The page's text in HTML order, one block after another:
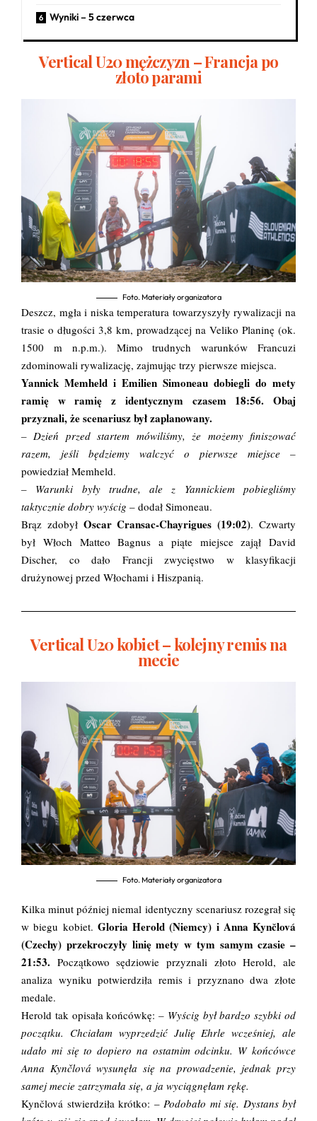
Wyniki – 5 czerwca
Vertical U20 mężczyzn – Francja po
złoto parami
Foto. Materiały organizatora
Deszcz, mgła i niska temperatura towarzyszyły rywalizacji na
trasie o długości 3,8 km, prowadzącej na Veliko Planinę (ok.
1500 m n.p.m.). Mimo trudnych warunków Francuzi
zdominowali rywalizację, zajmując trzy pierwsze miejsca.
Yannick Memheld i Emilien Simoneau dobiegli do mety
ramię w ramię z identycznym czasem 18:56. Obaj
przyznali, że scenariusz był zaplanowany.
– Dzień przed startem mówiliśmy, że możemy finiszować
razem, jeśli będziemy walczyć o pierwsze miejsce –
powiedział Memheld.
– Warunki były trudne, ale z Yannickiem pobiegliśmy
taktycznie dobry wyścig – dodał Simoneau.
Brąz zdobył Oscar Cransac-Chayrigues (19:02). Czwarty
był Włoch Matteo Bagnus a piąte miejsce zajął David
Discher, co dało Francji zwycięstwo w klasyfikacji
drużynowej przed Włochami i Hiszpanią.
Vertical U20 kobiet – kolejny remis na
mecie
Foto. Materiały organizatora
Kilka minut później niemal identyczny scenariusz rozegrał się
w biegu kobiet. Gloria Herold (Niemcy) i Anna Kynčlová
(Czechy) przekroczyły linię mety w tym samym czasie –
21:53. Początkowo sędziowie przyznali złoto Herold, ale
analiza wyniku potwierdziła remis i przyznano dwa złote
medale.
Herold tak opisała końcówkę:– Wyścig był bardzo szybki od
początku. Chciałam wyprzedzić Julię Ehrle wcześniej, ale
udało mi się to dopiero na ostatnim odcinku. W końcówce
Anna Kynčlová wysunęła się na prowadzenie, jednak przy
samej mecie zatrzymała się, a ja wyciągnęłam rękę.
Kynčlová stwierdziła krótko: – Podobało mi się. Dystans był